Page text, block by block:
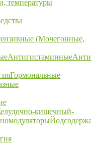
температуры
(Мочегонные,
Антигистаминные
Гормональные
кишечный-